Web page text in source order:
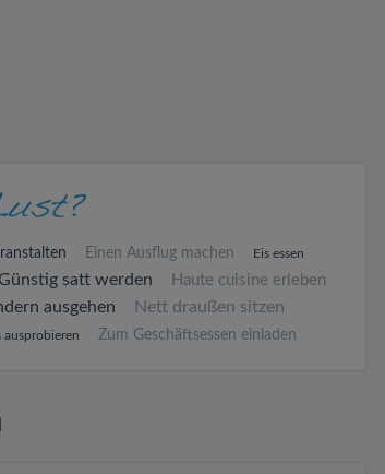
Einen Ausflug machen Eis essen
satt werden Haute cuisine erleben
ausgehen Nett draußen sitzen
ausprobieren Zum Geschäftsessen einladen